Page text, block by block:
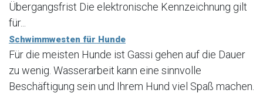
Übergangsfrist Die elektronische Kennzeichnung gilt
für...
Schwimmwesten für Hunde
Für die meisten Hunde ist Gassi gehen auf die Dauer
zu wenig. Wasserarbeit kann eine sinnvolle
Beschäftigung sein und Ihrem Hund viel Spaß machen.